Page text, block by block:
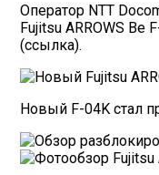
Оператор NTT
Fujitsu ARROWS
(ссылка).
Новый F-04K стал